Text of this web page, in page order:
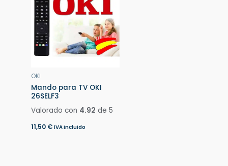
OKI
Mando para TV OKI
26SELF3
Valorado con 4.92 de 5
11,50 € IVA incluido